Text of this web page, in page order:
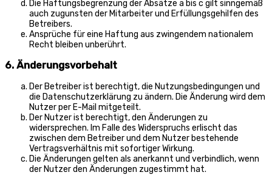
Die Haftungsbegrenzung der Absätze a bis c gilt sinngemäß
auch zugunsten der Mitarbeiter und Erfüllungsgehilfen des
Betreibers.
Ansprüche für eine Haftung aus zwingendem nationalem
Recht bleiben unberührt.
6. Änderungsvorbehalt
Der Betreiber ist berechtigt, die Nutzungsbedingungen und
die Datenschutzerklärung zu ändern. Die Änderung wird dem
Nutzer per E-Mail mitgeteilt.
Der Nutzer ist berechtigt, den Änderungen zu
widersprechen. Im Falle des Widerspruchs erlischt das
zwischen dem Betreiber und dem Nutzer bestehende
Vertragsverhältnis mit sofortiger Wirkung.
Die Änderungen gelten als anerkannt und verbindlich, wenn
der Nutzer den Änderungen zugestimmt hat.